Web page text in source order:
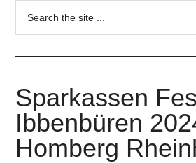
Sparkassen
Ibbenbüren
Homberg